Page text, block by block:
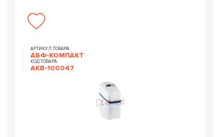
АРТИКУЛ ТОВАРА:
АБФ-КОМПАКТ
КОД ТОВАРА:
AKB-100047